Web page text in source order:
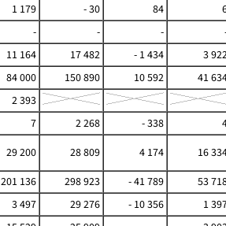
1 179 - 30 84
- - -
11 164 17 482 - 1 434 3
84 000 150 890 10 592 41
2 393
7 2 268 - 338
29 200 28 809 4 174 16
201 136 298 923 - 41 789 53
3 497 29 276 - 10 356 1